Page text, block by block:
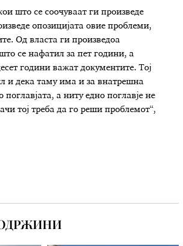
што се соочуваат ги произведе
опозицијата овие проблеми,
Од власта ги произведоа
се нафатил за пет години, а
години важат документите. Тој
и дека таму има и за внатрешна
поглавјата, а ниту едно поглавје не
тој треба да го реши проблемот“,